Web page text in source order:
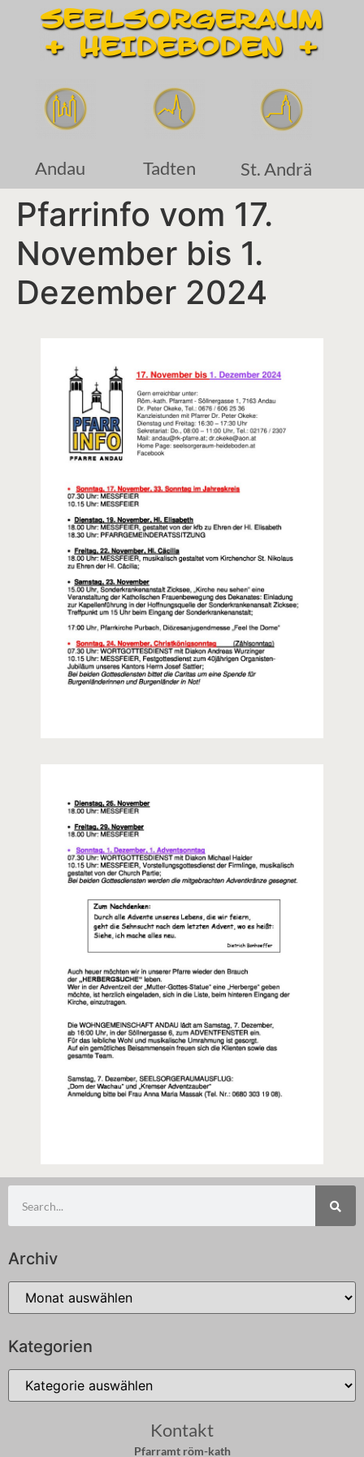
Andau Tadten St. Andrä
Pfarrinfo vom 17.
November bis 1.
Dezember 2024
Archiv
Kategorien
Kontakt
Pfarramt röm-kath